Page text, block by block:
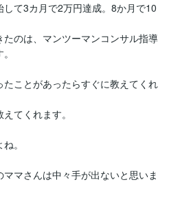
て3カ月で2万円達成。8か月で10
のは、マンツーマンコンサル指導
ことがあったらすぐに教えてくれ
てくれます。
。
マさんは中々手が出ないと思いま